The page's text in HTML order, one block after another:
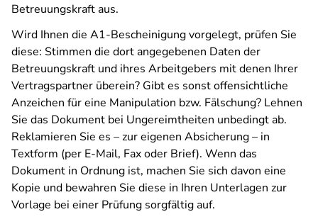
Betreuungskraft aus.
Wird Ihnen die A1-Bescheinigung vorgelegt, prüfen Sie
diese: Stimmen die dort angegebenen Daten der
Betreuungskraft und ihres Arbeitgebers mit denen Ihrer
Vertragspartner überein? Gibt es sonst offensichtliche
Anzeichen für eine Manipulation bzw. Fälschung? Lehnen
Sie das Dokument bei Ungereimtheiten unbedingt ab.
Reklamieren Sie es – zur eigenen Absicherung – in
Textform (per E-Mail, Fax oder Brief). Wenn das
Dokument in Ordnung ist, machen Sie sich davon eine
Kopie und bewahren Sie diese in Ihren Unterlagen zur
Vorlage bei einer Prüfung sorgfältig auf.